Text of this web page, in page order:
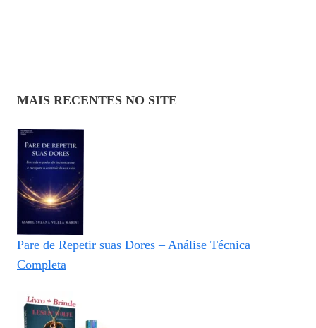
MAIS RECENTES NO SITE
Pare de Repetir suas Dores – Análise Técnica
Completa